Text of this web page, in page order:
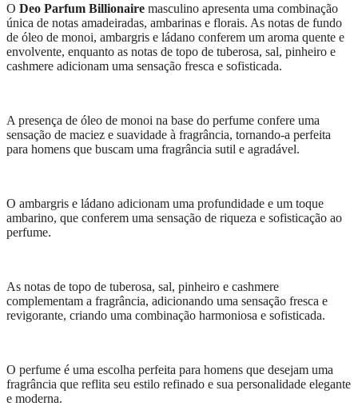
O Deo Parfum Billionaire masculino apresenta uma combinação
única de notas amadeiradas, ambarinas e florais. As notas de fundo
de óleo de monoi, ambargris e ládano conferem um aroma quente e
envolvente, enquanto as notas de topo de tuberosa, sal, pinheiro e
cashmere adicionam uma sensação fresca e sofisticada.
A presença de óleo de monoi na base do perfume confere uma
sensação de maciez e suavidade à fragrância, tornando-a perfeita
para homens que buscam uma fragrância sutil e agradável.
O ambargris e ládano adicionam uma profundidade e um toque
ambarino, que conferem uma sensação de riqueza e sofisticação ao
perfume.
As notas de topo de tuberosa, sal, pinheiro e cashmere
complementam a fragrância, adicionando uma sensação fresca e
revigorante, criando uma combinação harmoniosa e sofisticada.
O perfume é uma escolha perfeita para homens que desejam uma
fragrância que reflita seu estilo refinado e sua personalidade elegante
e moderna.